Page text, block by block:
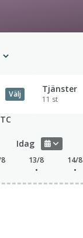
Välj Tjänster
11 st
Idag
13/8
•
14/8
•